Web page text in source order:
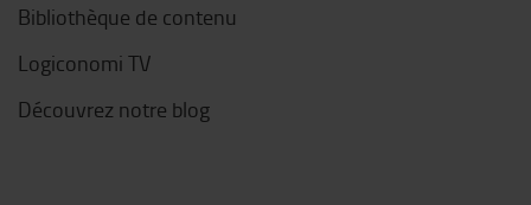
Bibliothèque de contenu
Logiconomi TV
Découvrez notre blog